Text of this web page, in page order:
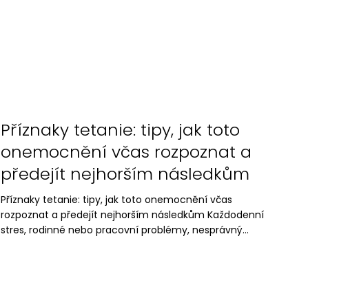
Příznaky tetanie: tipy, jak toto
onemocnění včas rozpoznat a
předejít nejhorším následkům
Příznaky tetanie: tipy, jak toto onemocnění včas
rozpoznat a předejít nejhorším následkům Každodenní
stres, rodinné nebo pracovní problémy, nesprávný...